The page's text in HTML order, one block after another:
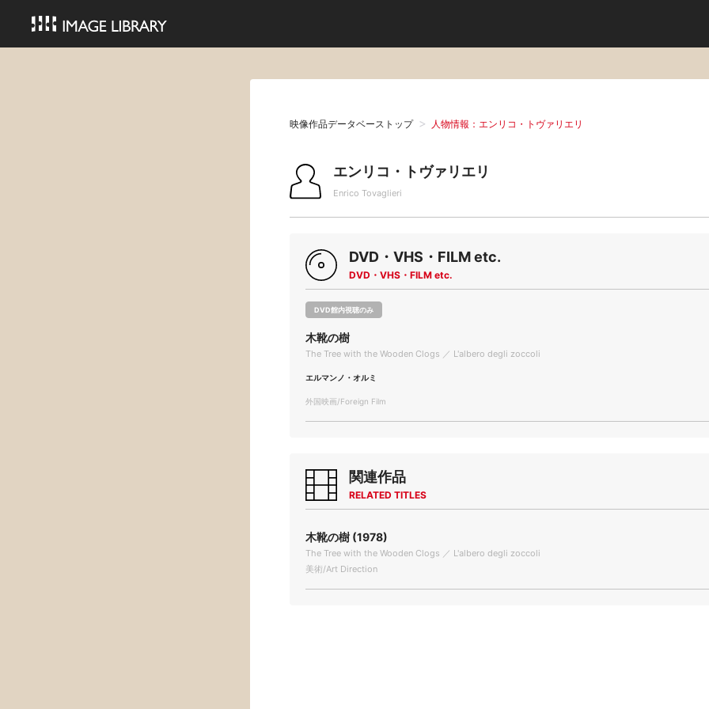
映像作品データベーストップ 人物情報：エンリコ・トヴァリエリ
エンリコ・トヴァリエリ
Enrico Tovaglieri
DVD・VHS・FILM etc.
DVD・VHS・FILM etc.
DVD館内視聴のみ
木靴の樹
The Tree with the Wooden Clogs ／ L'albero degli zoccoli
エルマンノ・オルミ
外国映画/Foreign Film
関連作品
RELATED TITLES
木靴の樹 (1978)
The Tree with the Wooden Clogs ／ L'albero degli zoccoli
美術/Art Direction